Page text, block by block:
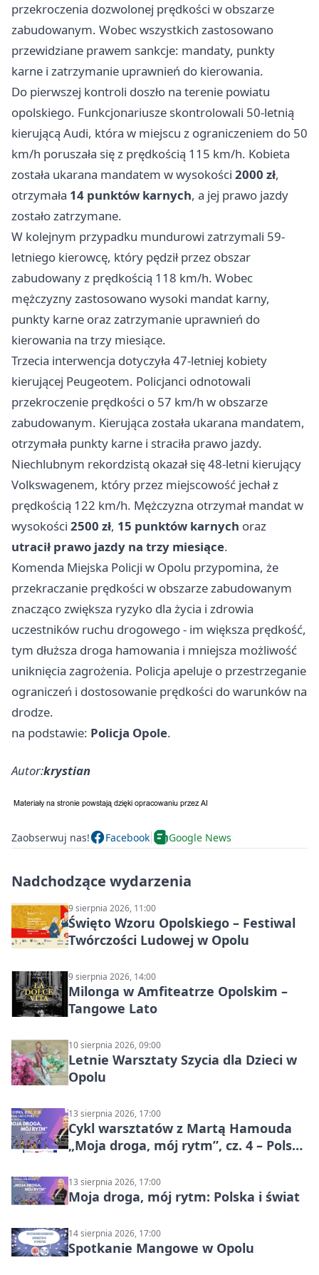
przekroczenia dozwolonej prędkości w obszarze
zabudowanym. Wobec wszystkich zastosowano
przewidziane prawem sankcje: mandaty, punkty
karne i zatrzymanie uprawnień do kierowania.
Do pierwszej kontroli doszło na terenie powiatu
opolskiego. Funkcjonariusze skontrolowali 50-letnią
kierującą Audi, która w miejscu z ograniczeniem do 50
km/h poruszała się z prędkością 115 km/h. Kobieta
została ukarana mandatem w wysokości 2000 zł,
otrzymała 14 punktów karnych, a jej prawo jazdy
zostało zatrzymane.
W kolejnym przypadku mundurowi zatrzymali 59-
letniego kierowcę, który pędził przez obszar
zabudowany z prędkością 118 km/h. Wobec
mężczyzny zastosowano wysoki mandat karny,
punkty karne oraz zatrzymanie uprawnień do
kierowania na trzy miesiące.
Trzecia interwencja dotyczyła 47-letniej kobiety
kierującej Peugeotem. Policjanci odnotowali
przekroczenie prędkości o 57 km/h w obszarze
zabudowanym. Kierująca została ukarana mandatem,
otrzymała punkty karne i straciła prawo jazdy.
Niechlubnym rekordzistą okazał się 48-letni kierujący
Volkswagenem, który przez miejscowość jechał z
prędkością 122 km/h. Mężczyzna otrzymał mandat w
wysokości 2500 zł, 15 punktów karnych oraz
utracił prawo jazdy na trzy miesiące.
Komenda Miejska Policji w Opolu przypomina, że
przekraczanie prędkości w obszarze zabudowanym
znacząco zwiększa ryzyko dla życia i zdrowia
uczestników ruchu drogowego - im większa prędkość,
tym dłuższa droga hamowania i mniejsza możliwość
uniknięcia zagrożenia. Policja apeluje o przestrzeganie
ograniczeń i dostosowanie prędkości do warunków na
drodze.
na podstawie: Policja Opole.
Autor:krystian
Zaobserwuj nas! Facebook Google News
Nadchodzące wydarzenia
9 sierpnia 2026, 11:00
Święto Wzoru Opolskiego – Festiwal
Twórczości Ludowej w Opolu
9 sierpnia 2026, 14:00
Milonga w Amfiteatrze Opolskim –
Tangowe Lato
10 sierpnia 2026, 09:00
Letnie Warsztaty Szycia dla Dzieci w
Opolu
13 sierpnia 2026, 17:00
Cykl warsztatów z Martą Hamouda
„Moja droga, mój rytm”, cz. 4 – Polska
13 sierpnia 2026, 17:00
Moja droga, mój rytm: Polska i świat
14 sierpnia 2026, 17:00
Spotkanie Mangowe w Opolu